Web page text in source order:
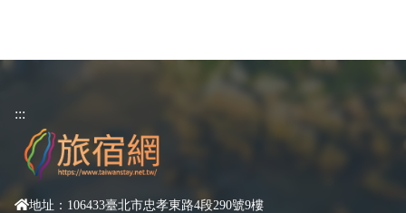
:::
地址：106433臺北市忠孝東路4段290號9樓